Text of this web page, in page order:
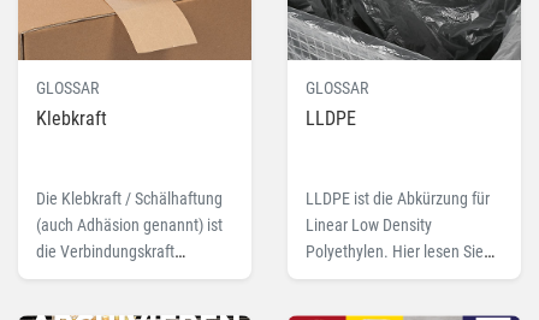
GLOSSAR
Klebkraft
Die Klebkraft / Schälhaftung
(auch Adhäsion genannt) ist
die Verbindungskraft
zwischen Klebeband und
GLOSSAR
LLDPE
LLDPE ist die Abkürzung für
Linear Low Density
Polyethylen. Hier lesen Sie
mehr zu dem Fachbegriff